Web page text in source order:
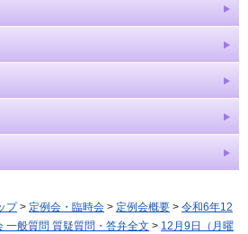
プ> 定例会・臨時会 > 定例会概要 > 令和6年12
一般質問 質疑質問・答弁全文 > 12月9日（月曜